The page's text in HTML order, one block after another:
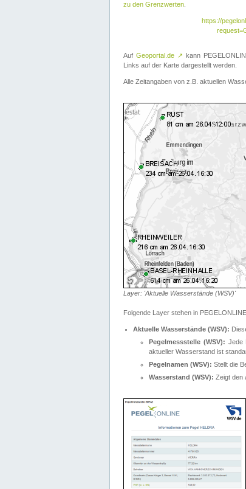
zu den Grenzwerten
https://
Auf Geoportal.de ↗ kann
Links auf der Karte dargestellt werden.
Alle Zeitangaben von z.B. aktuellen
Layer: 'Aktuelle Wasserstände (WSV)'
Folgende Layer stehen in
Aktuelle Wasserstände (WSV):
Pegelmessstelle (WSV): Jede
aktueller Wasserstand ist
Pegelnamen (WSV): Stellt die
Wasserstand (WSV): Zeigt den